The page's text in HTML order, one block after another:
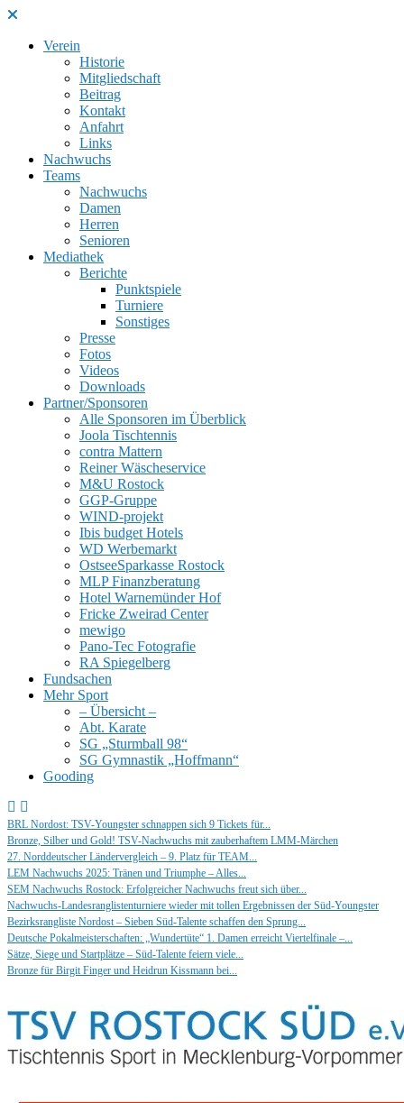
Verein
Historie
Mitgliedschaft
Beitrag
Kontakt
Anfahrt
Links
Nachwuchs
Teams
Nachwuchs
Damen
Herren
Senioren
Mediathek
Berichte
Punktspiele
Turniere
Sonstiges
Presse
Fotos
Videos
Downloads
Partner/Sponsoren
Alle Sponsoren im Überblick
Joola Tischtennis
contra Mattern
Reiner Wäscheservice
M&U Rostock
GGP-Gruppe
WIND-projekt
Ibis budget Hotels
WD Werbemarkt
OstseeSparkasse Rostock
MLP Finanzberatung
Hotel Warnemünder Hof
Fricke Zweirad Center
mewigo
Pano-Tec Fotografie
RA Spiegelberg
Fundsachen
Mehr Sport
– Übersicht –
Abt. Karate
SG „Sturmball 98“
SG Gymnastik „Hoffmann“
Gooding
BRL Nordost: TSV-Youngster schnappen sich 9 Tickets für...
Bronze, Silber und Gold! TSV-Nachwuchs mit zauberhaftem LMM-Märchen
27. Norddeutscher Ländervergleich – 9. Platz für TEAM...
LEM Nachwuchs 2025: Tränen und Triumphe – Alles...
SEM Nachwuchs Rostock: Erfolgreicher Nachwuchs freut sich über...
Nachwuchs-Landesranglistenturniere wieder mit tollen Ergebnissen der Süd-Youngster
Bezirksrangliste Nordost – Sieben Süd-Talente schaffen den Sprung...
Deutsche Pokalmeisterschaften: „Wundertüte“ 1. Damen erreicht Viertelfinale –...
Sätze, Siege und Startplätze – Süd-Talente feiern viele...
Bronze für Birgit Finger und Heidrun Kissmann bei...